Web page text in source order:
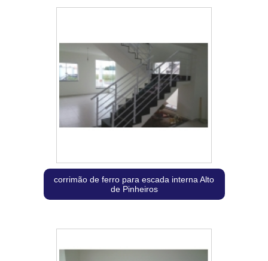
corrimão de ferro para escada interna Alto
de Pinheiros